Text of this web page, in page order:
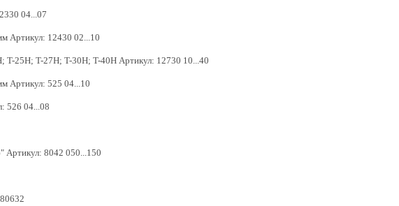
04...07
Артикул: 12430 02...10
25H; T-27H; T-30H; T-40H Артикул: 12730 10...40
Артикул: 525 04...10
526 04...08
8042 050...150